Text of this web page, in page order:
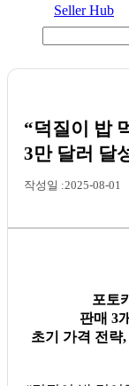
Seller Hub
“덕질이 밥
3만 달러 달
작성일 :2025-08-01
포토
판매 3
초기 가격 전략